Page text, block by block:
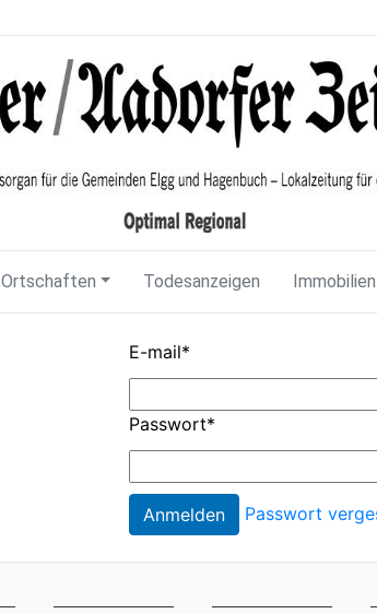
Ortschaften Todesanzeigen Immobilien
E-mail*
Passwort*
Passwort